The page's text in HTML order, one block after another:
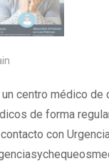
centro médico de
de forma
con